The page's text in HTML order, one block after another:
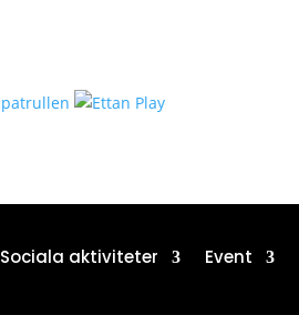
Sociala aktiviteter Event